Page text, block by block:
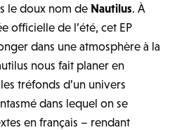
le doux nom deNautilus. À
officielle de l’été, cet EP
dans une atmosphère à la
nous fait planer en
tréfonds d’un univers
dans lequel on se
en français – rendant